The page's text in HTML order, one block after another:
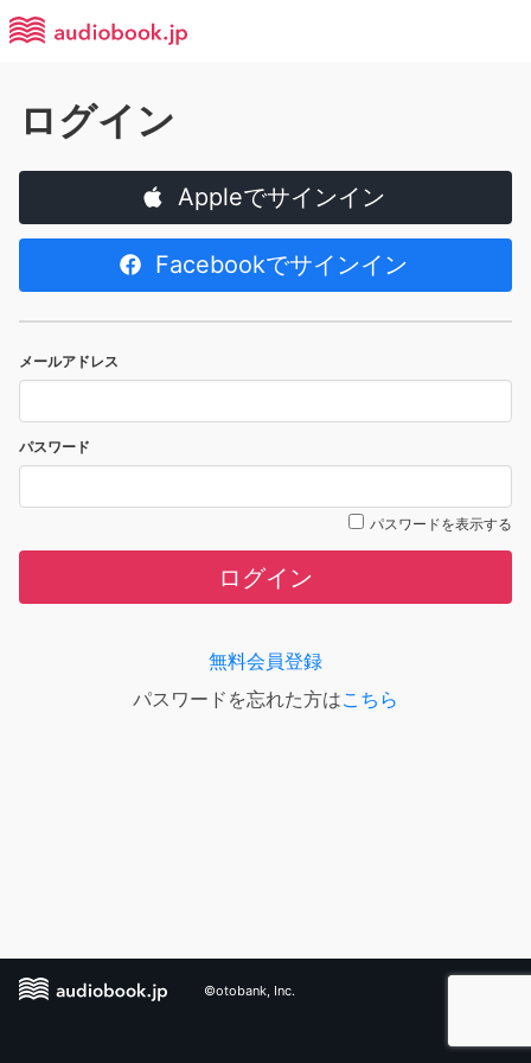
ログイン
Appleでサインイン
Facebookでサインイン
メールアドレス
パスワード
パスワードを表示する
ログイン
無料会員登録
パスワードを忘れた方はこちら
©otobank, Inc.